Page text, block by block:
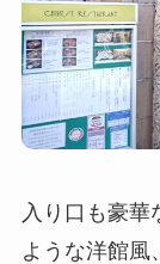
入り口も豪華
ような洋館風